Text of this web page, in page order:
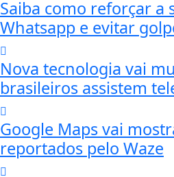
Saiba como reforçar a
Whatsapp e evitar
Nova tecnologia vai
brasileiros assistem
Google Maps vai
reportados pelo Waze